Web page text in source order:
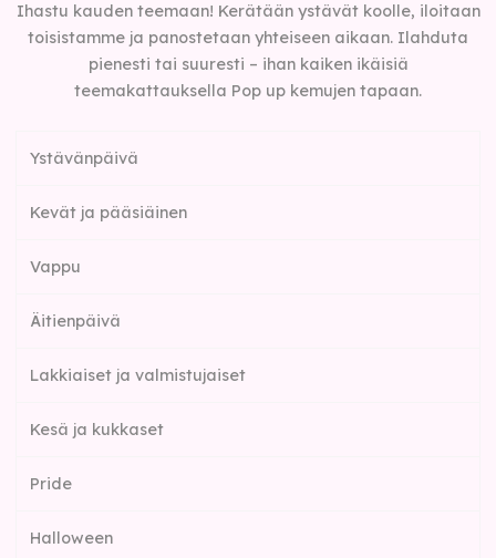
Ihastu kauden teemaan! Kerätään ystävät koolle, iloitaan
toisistamme ja panostetaan yhteiseen aikaan. Ilahduta
pienesti tai suuresti – ihan kaiken ikäisiä
teemakattauksella Pop up kemujen tapaan.
Ystävänpäivä
Kevät ja pääsiäinen
Vappu
Äitienpäivä
Lakkiaiset ja valmistujaiset
Kesä ja kukkaset
Pride
Halloween